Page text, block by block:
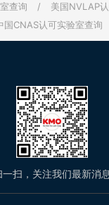
查询
/ 美国NVLAP
国CNAS认可实验室查询
一扫，关注我们最新消息